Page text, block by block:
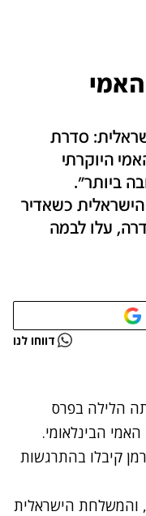
סדרת
היוקרתי
ביותר".
כשאדיר
עלו לבמה
דווחו לנו
הלילה בפרס
הבינלאומי.
קיבלו בהתרגשות
והמשלחת הישראלית